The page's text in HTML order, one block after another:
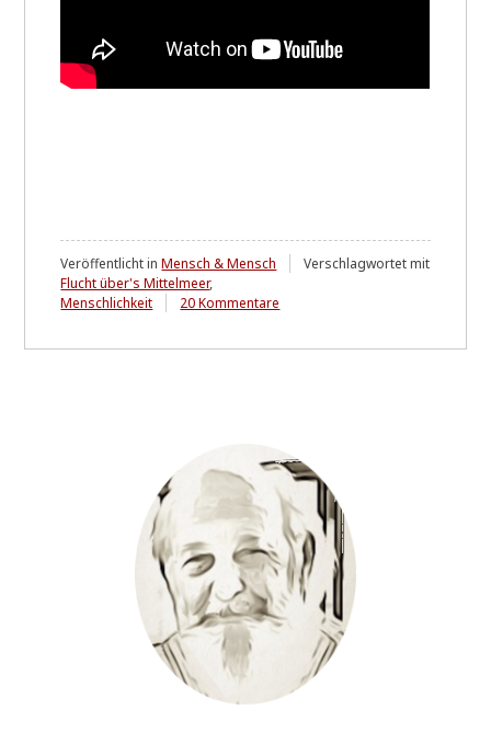
Veröffentlicht inMensch & Mensch
Verschlagwortet mit
Flucht über's Mittelmeer,
Menschlichkeit
20 Kommentare